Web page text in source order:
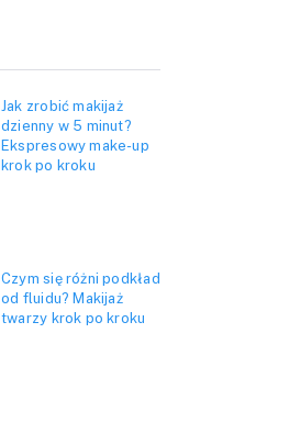
Jak zrobić makijaż
dzienny w 5 minut?
Ekspresowy make-up
krok po kroku
Czym się różni podkład
od fluidu? Makijaż
twarzy krok po kroku